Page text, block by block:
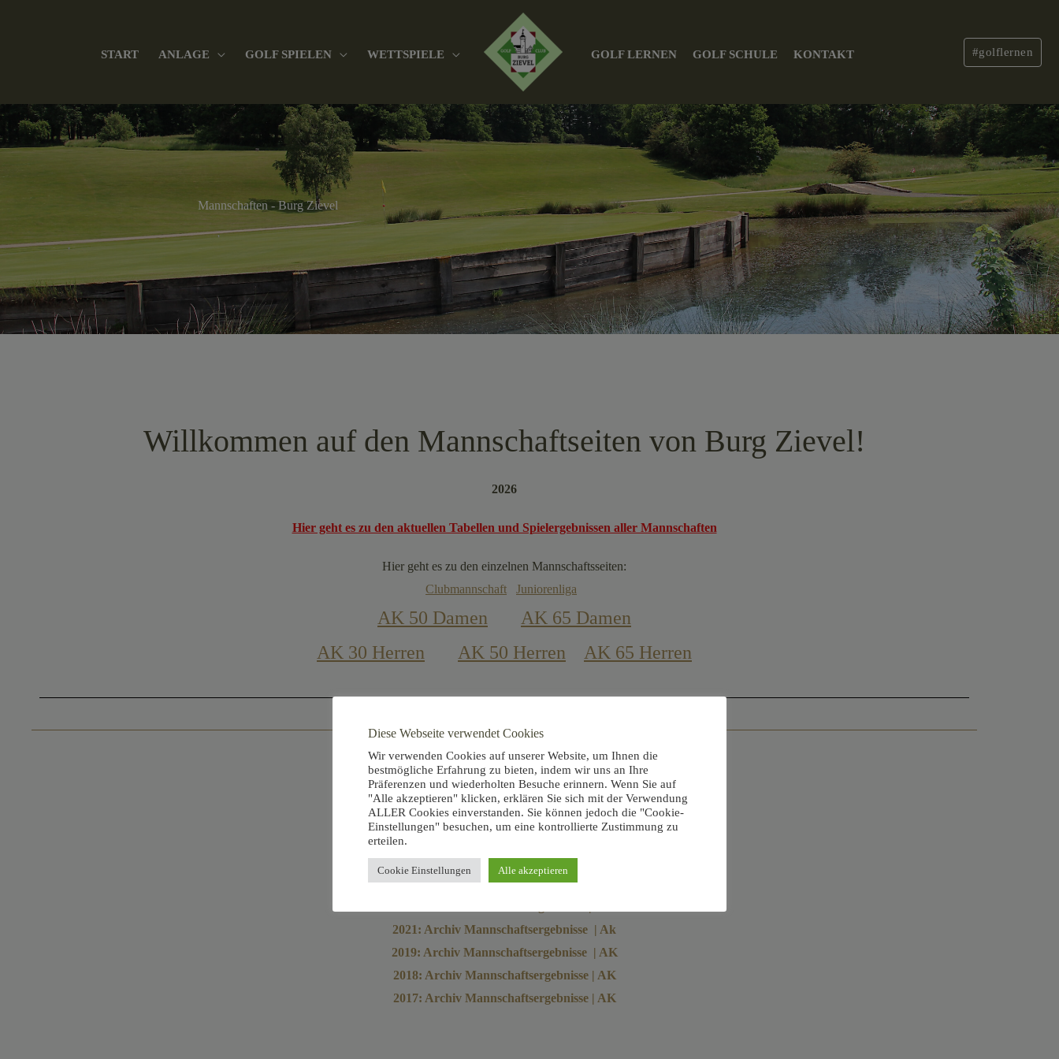
START ANLAGE GOLF SPIELEN WETTSPIELE GOLF LERNEN GOLF SCHULE KONTAKT #golflernen
Mannschaften - Burg Zievel
Willkommen auf den Mannschaftseiten von Burg Zievel!
2026
Hier geht es zu den aktuellen Tabellen und Spielergebnissen aller Mannschaften
Hier geht es zu den einzelnen Mannschaftsseiten:
Clubmannschaft
Juniorenliga
AK 50 Damen
AK 65 Damen
AK 30 Herren
AK 50 Herren AK 65 Herren
2025: Archiv Mannschaftsergebnisse
Saisonabschlussbericht
2024: Archiv Mannschaftsergebnisse | AK
2023: Archiv Mannschaftsergebnisse | AK
2022: Archiv Mannschaftsergebnisse | AK
2021: Archiv Mannschaftsergebnisse | Ak
2019: Archiv Mannschaftsergebnisse | AK
2018: Archiv Mannschaftsergebnisse | AK
2017: Archiv Mannschaftsergebnisse | AK
Diese Webseite verwendet Cookies
Wir verwenden Cookies auf unserer Website, um Ihnen die
bestmögliche Erfahrung zu bieten, indem wir uns an Ihre
Präferenzen und wiederholten Besuche erinnern. Wenn Sie auf
"Alle akzeptieren" klicken, erklären Sie sich mit der Verwendung
ALLER Cookies einverstanden. Sie können jedoch die "Cookie-
Einstellungen" besuchen, um eine kontrollierte Zustimmung zu
erteilen.
Cookie Einstellungen Alle akzeptieren